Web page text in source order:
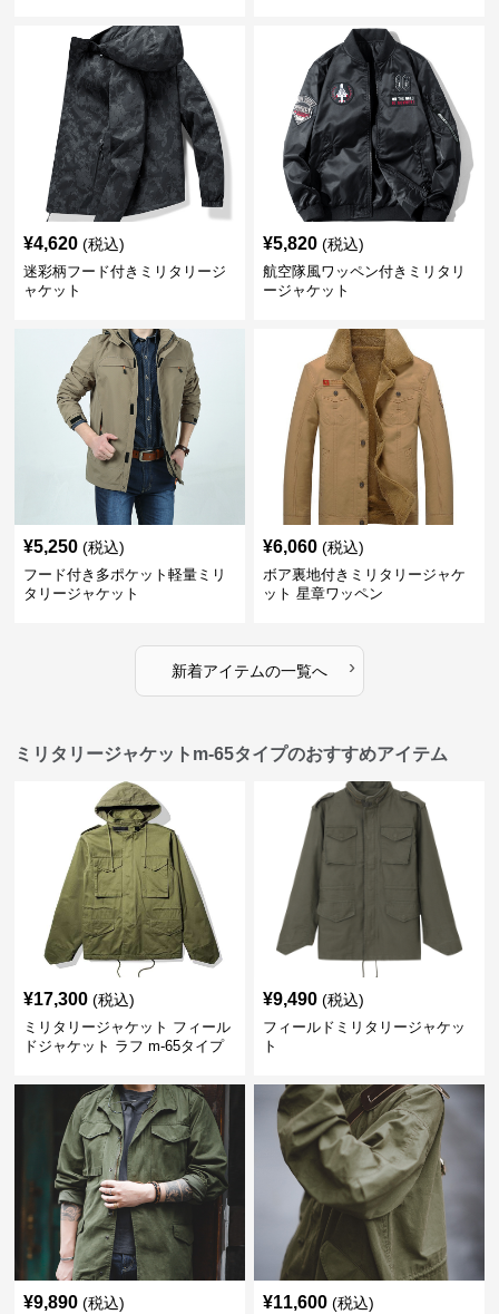
¥4,620 (税込)
迷彩柄フード付きミリタリージ
ャケット
¥5,820 (税込)
航空隊風ワッペン付きミリタリ
ージャケット
¥5,250 (税込)
フード付き多ポケット軽量ミリ
タリージャケット
¥6,060 (税込)
ボア裏地付きミリタリージャケ
ット 星章ワッペン
新着アイテムの一覧へ ›
ミリタリージャケットm-65タイプのおすすめアイテム
¥17,300 (税込)
ミリタリージャケット フィール
ドジャケット ラフ m-65タイプ
¥9,490 (税込)
フィールドミリタリージャケッ
ト
¥9,890 (税込) ¥11,600 (税込)